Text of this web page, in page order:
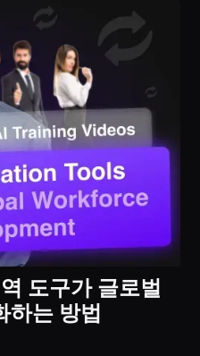
도구가 글로벌
하는 방법